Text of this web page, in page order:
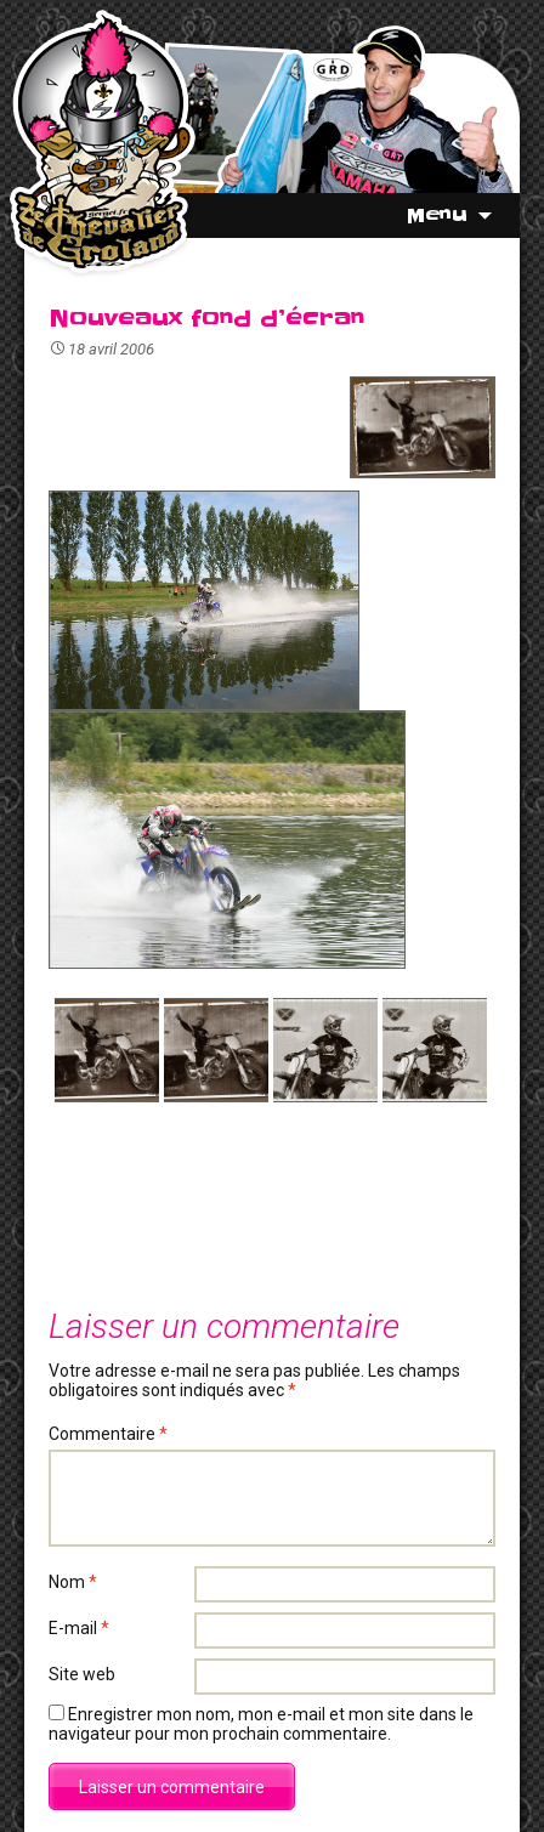
Menu
Nouveaux fond d’écran
18 avril 2006
Laisser un commentaire
Votre adresse e-mail ne sera pas publiée. Les champs
obligatoires sont indiqués avec*
Commentaire *
Nom *
E-mail *
Site web
Enregistrer mon nom, mon e-mail et mon site dans le
navigateur pour mon prochain commentaire.